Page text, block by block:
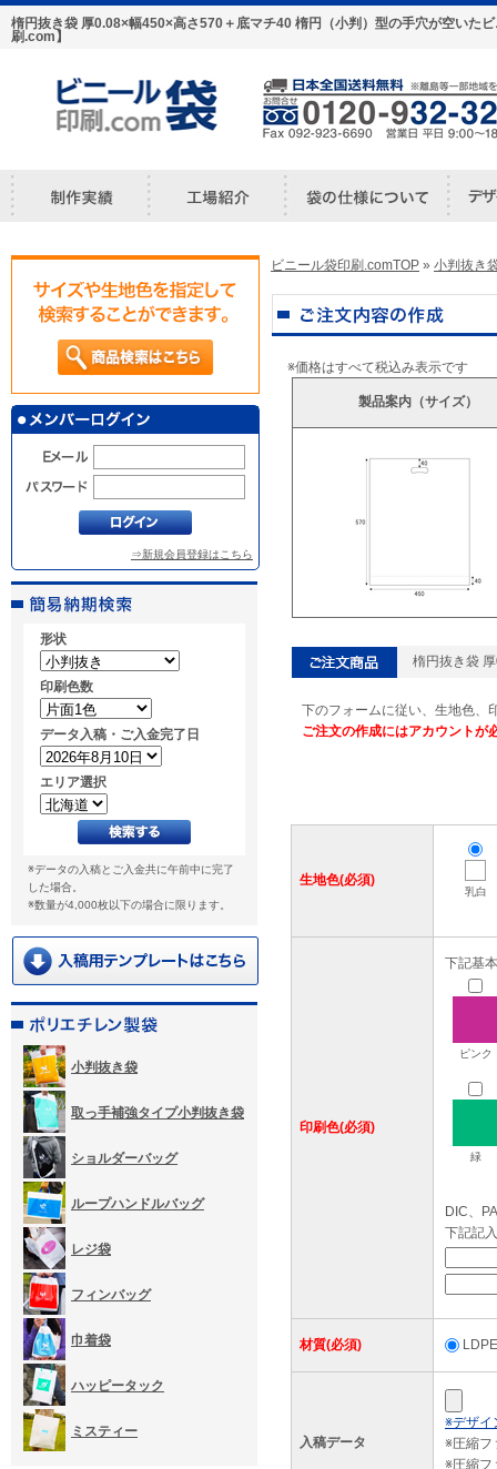
楕円抜き袋 厚0.08×幅450×高さ570＋底マチ40 楕円（小判）型の手穴が空いた
刷.com】
⇒新規会員登録はこちら
形状
印刷色数
データ入稿・ご入金完了日
エリア選択
※データの入稿とご入金共に午前中に完了
した場合。
※数量が4,000枚以下の場合に限ります。
小判抜き袋
取っ手補強タイプ小判抜き袋
ショルダーバッグ
ループハンドルバッグ
レジ袋
フィンバッグ
巾着袋
ハッピータック
ミスティー
ビニール袋印刷.comTOP » 小判抜き
※価格はすべて税込み表示です
製品案内（サイズ）
楕円抜き袋
下のフォームに従い、生地色、
ご注文の作成にはアカウントが
生地色(必須)
乳白
印刷色(必須)
下記基
ピンク
緑
DIC、
下記記
材質(必須)
入稿データ
※デザイ
※圧縮フ
※圧縮フ